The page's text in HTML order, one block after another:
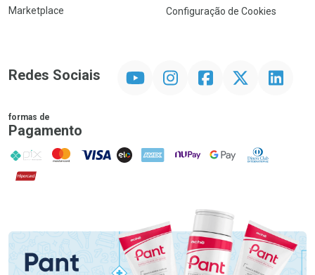
Marketplace
Configuração de Cookies
Redes Sociais InstagramFacebookTwitter Linkedin
formas de
Pagamento
PIX MasterCard
VISA ELO AMEX NuPay Google PayDiners Club
Hipercard
Promoção em Destaque